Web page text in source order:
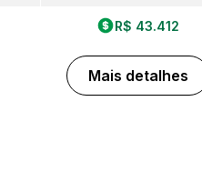
R$ 43.412
Mais detalhes